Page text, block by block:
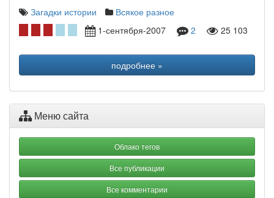
Загадки истории
Всякое разное
1-сентября-2007
2 25 103
подробнее »
Меню сайта
Облако тегов
Все публикации
Все комментарии